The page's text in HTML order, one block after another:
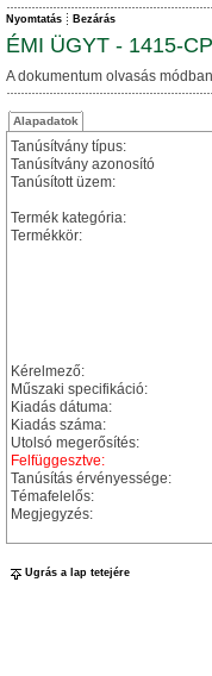
Nyomtatás Bezárás
ÉMI ÜGYT - 1415-
A dokumentum olvasás
Alapadatok
Tanúsítvány típus:
Tanúsítvány azonosító
Tanúsított üzem:
Termék kategória:
Termékkör:
Kérelmező:
Műszaki specifikáció:
Kiadás dátuma:
Kiadás száma:
Utolsó megerősítés:
Felfüggesztve:
Tanúsítás érvényessége:
Témafelelős:
Megjegyzés:
Ugrás a lap tetejére